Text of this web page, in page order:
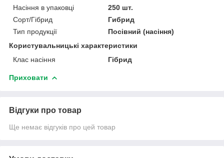
Насіння в упаковці
250 шт.
Сорт/Гібрид
Гибрид
Тип продукції
Посівний (насіння)
Користувальницькі характеристики
Клас насіння
Гібрид
Приховати
Відгуки про товар
Ще немає відгуків про цей товар